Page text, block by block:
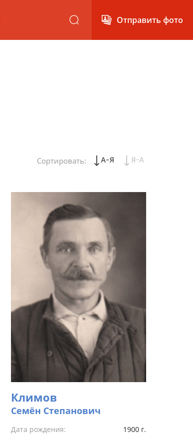
Отправить фото
Сортировать:
Климов
Семён Степанович
Дата рождения:
1900 г.